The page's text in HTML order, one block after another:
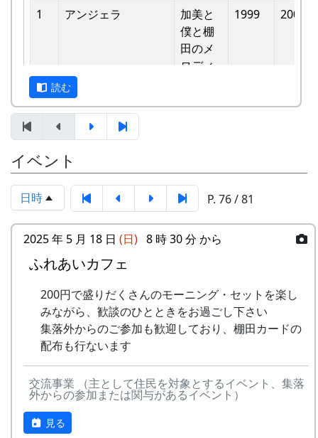
ンドメンバーで分けて持って帰ろうとしてたら、
他のバンドに目茶苦茶うらやましがられたのを覚
しばらくメンバーのお家では、おいしい“たまご
かけごはん”や“卵料理”を味わうことができ、「音
楽やっててよかったなあ」と思った瞬間でした
～。 (ポン四郎）
棚田のイネに
里山の自然と暮らしを守ろうと、全国に棚田オー
ナー制度というのがあります。
ある都会の若者が、棚田で田植えをして地元の人
に管理してもらい、収穫を楽しみに１年を過ごす
姿を想像して詩を書きました。
バンド
メシアとポン四郎
バンド
7
棚⽥の⾵
この町で
10
帰ってきたよ
H CORPORATION
11
帰郷〜2000〜9⽉吉
⽇
三畳⼀間
14
静かに時は…
H CORPORATION
15
⽔と太陽の国で
16
収穫の秋に
⽉ーアカリ
17
棚⽥のステージへ
1
アンジェラ
加美と
僕と棚
⽥のメ
ロディ
1999 2002
- アンジェラ
⽥の中
- アンジェラ
⾵
- アンジェラ
棚⽥の
ステー
ジへ
1999
- アンジェラ
2
グリーンマウンテン
ボーイズ
歌おう
みんな
1999
-
グリーンマウンテン
ボーイズ
あした
は帰ろ
2000
読む
イベント
日時 P. 76 / 81
2025 年 5 月 18 日 (日) 8 時 30 分 から
ふれあいカフェ
200円で盛りだくさんのモーニング・セットを楽し
みながら、歓談のひとときをお過ごし下さい
集落外からのご参加も歓迎しており、棚田カードの
配布も行ないます
交流事業 （主として住民を対象とするイベント、集落
外からの参加または関与があるイベント）
見る